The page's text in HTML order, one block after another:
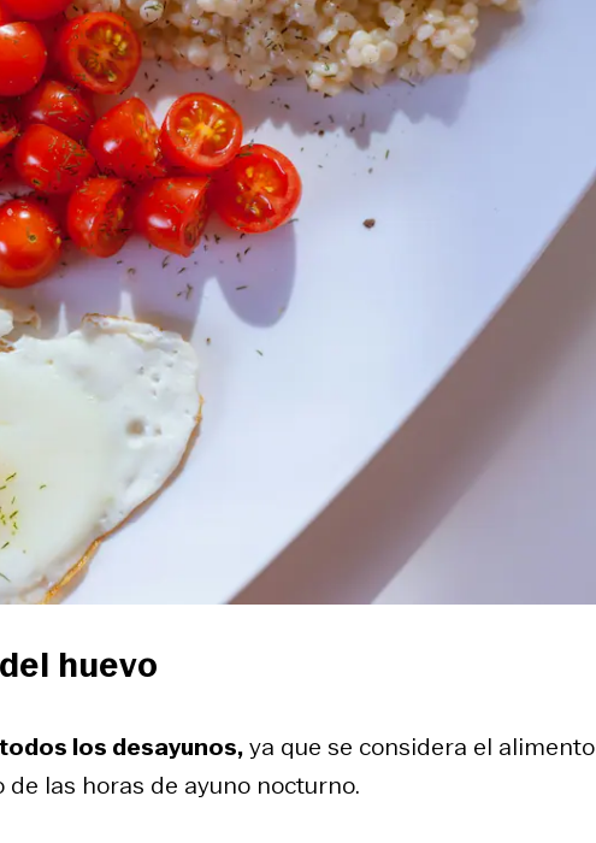
huevo
los desayunos,ya que se considera el alimento
las horas de ayuno nocturno.